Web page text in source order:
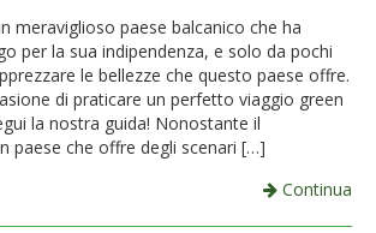
meraviglioso paese balcanico che ha
per la sua indipendenza, e solo da pochi
le bellezze che questo paese offre.
di praticare un perfetto viaggio green
la nostra guida! Nonostante il
paese che offre degli scenari […]
Continua